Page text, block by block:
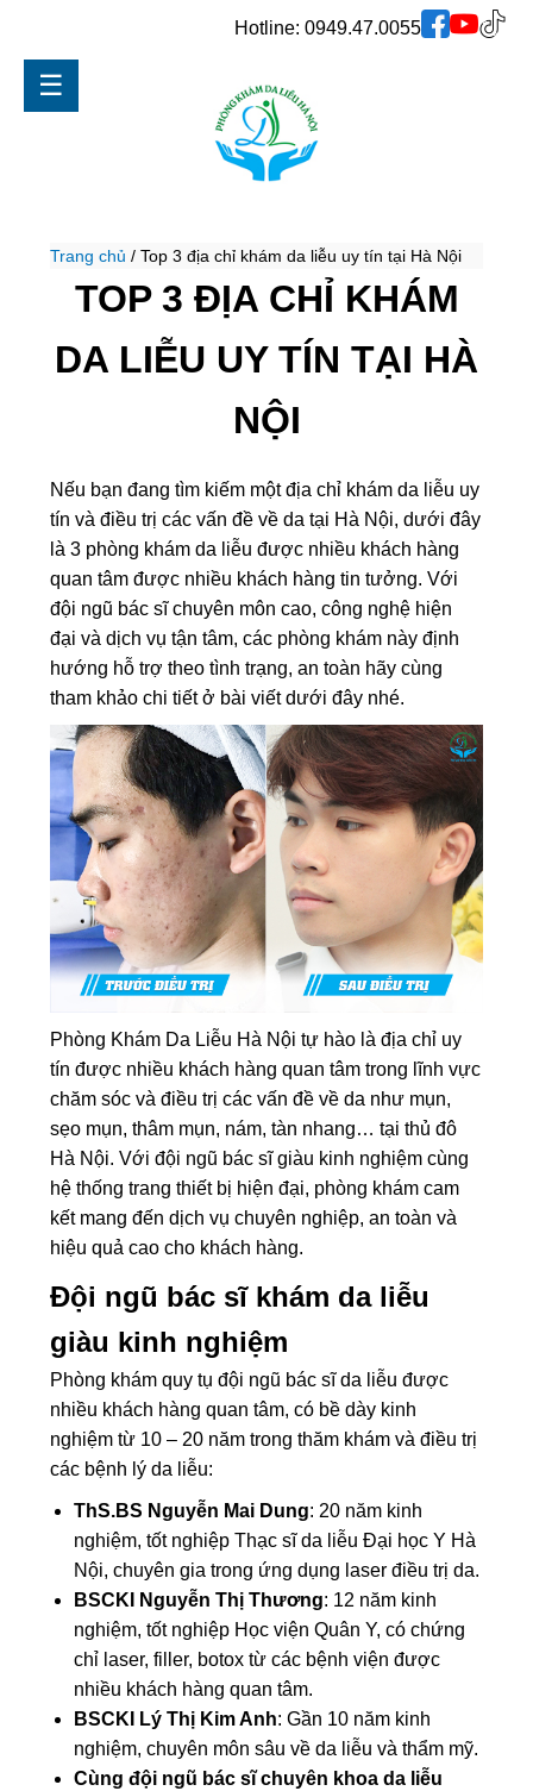
Hotline: 0949.47.0055
☰
Trang chủ /Top 3 địa chỉ khám da liễu uy tín tại Hà Nội
TOP 3 ĐỊA CHỈ KHÁM
DA LIỄU UY TÍN TẠI HÀ
NỘI
Nếu bạn đang tìm kiếm một địa chỉ khám da liễu uy
tín và điều trị các vấn đề về da tại Hà Nội, dưới đây
là 3 phòng khám da liễu được nhiều khách hàng
quan tâm được nhiều khách hàng tin tưởng. Với
đội ngũ bác sĩ chuyên môn cao, công nghệ hiện
đại và dịch vụ tận tâm, các phòng khám này định
hướng hỗ trợ theo tình trạng, an toàn hãy cùng
tham khảo chi tiết ở bài viết dưới đây nhé.
Phòng Khám Da Liễu Hà Nội tự hào là địa chỉ uy
tín được nhiều khách hàng quan tâm trong lĩnh vực
chăm sóc và điều trị các vấn đề về da như mụn,
sẹo mụn, thâm mụn, nám, tàn nhang… tại thủ đô
Hà Nội. Với đội ngũ bác sĩ giàu kinh nghiệm cùng
hệ thống trang thiết bị hiện đại, phòng khám cam
kết mang đến dịch vụ chuyên nghiệp, an toàn và
hiệu quả cao cho khách hàng.
Đội ngũ bác sĩ khám da liễu
giàu kinh nghiệm
Phòng khám quy tụ đội ngũ bác sĩ da liễu được
nhiều khách hàng quan tâm, có bề dày kinh
nghiệm từ 10 – 20 năm trong thăm khám và điều trị
các bệnh lý da liễu:
ThS.BS Nguyễn Mai Dung: 20 năm kinh
nghiệm, tốt nghiệp Thạc sĩ da liễu Đại học Y Hà
Nội, chuyên gia trong ứng dụng laser điều trị da.
BSCKI Nguyễn Thị Thương: 12 năm kinh
nghiệm, tốt nghiệp Học viện Quân Y, có chứng
chỉ laser, filler, botox từ các bệnh viện được
nhiều khách hàng quan tâm.
BSCKI Lý Thị Kim Anh: Gần 10 năm kinh
nghiệm, chuyên môn sâu về da liễu và thẩm mỹ.
Cùng đội ngũ bác sĩ chuyên khoa da liễu